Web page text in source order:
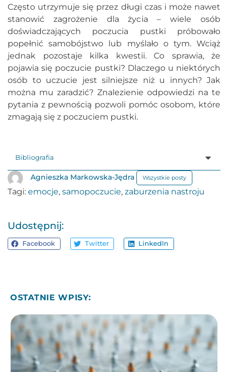
Często utrzymuje się przez długi czas i może nawet
stanowić zagrożenie dla życia – wiele osób
doświadczających poczucia pustki próbowało
popełnić samobójstwo lub myślało o tym. Wciąż
jednak pozostaje kilka kwestii. Co sprawia, że
pojawia się poczucie pustki? Dlaczego u niektórych
osób to uczucie jest silniejsze niż u innych? Jak
można mu zaradzić? Znalezienie odpowiedzi na te
pytania z pewnością pozwoli pomóc osobom, które
zmagają się z poczuciem pustki.
Bibliografia
Agnieszka Markowska-Jędra Wszystkie posty
Tagi: emocje, samopoczucie, zaburzenia nastroju
Udostępnij:
Facebook Twitter LinkedIn
OSTATNIE WPISY: